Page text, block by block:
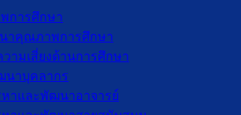
การศึกษา
าคุณภาพการศึกษา
ามเสี่ยงด้านการศึกษา
นาบุคลากร
หาและพัฒนาอาจารย์